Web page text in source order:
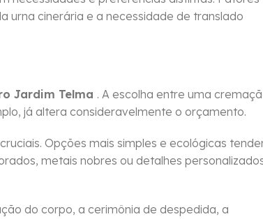
urna cinerária e a necessidade de translado
Jardim Telma . A escolha entre uma
já altera consideravelmente o orçamento.
Opções mais simples e ecológicas
metais nobres ou detalhes
do corpo, a cerimônia de despedida, a